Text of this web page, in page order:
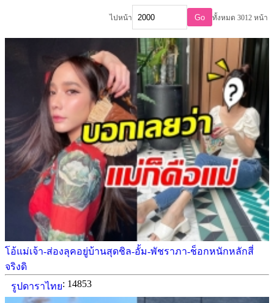
ไปหน้า Go ทั้งหมด 3012 หน้า
โอ้แม่เจ้า-ส่องลุคอยู่บ้านสุดชิล-อั้ม-พัชราภา-ช็อกหนักหลักสี่
จริงดิ
รูปดาราไทย: 14853